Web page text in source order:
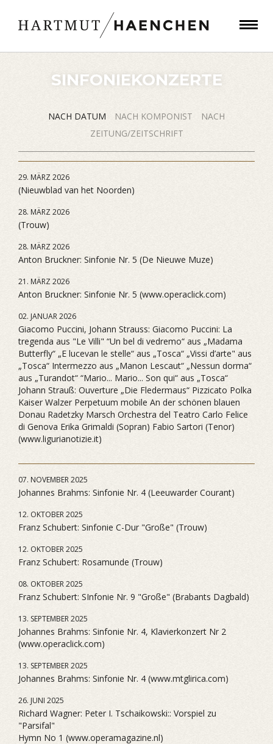
SINFONIEKONZERTE
NACH DATUM NACH KOMPONIST
NACH
ZEITUNG/ZEITSCHRIFT
29. MÄRZ 2026
(Nieuwblad van het Noorden)
28. MÄRZ 2026
(Trouw)
28. MÄRZ 2026
Anton Bruckner: Sinfonie Nr. 5 (De Nieuwe Muze)
21. MÄRZ 2026
Anton Bruckner: Sinfonie Nr. 5 (www.operaclick.com)
02. JANUAR 2026
Giacomo Puccini, Johann Strauss: Giacomo Puccini: La
tregenda aus "Le Villi" “Un bel di vedremo“ aus „Madama
Butterfly“ „E lucevan le stelle“ aus „Tosca“ „Vissi d’arte" aus
„Tosca“ Intermezzo aus „Manon Lescaut“ „Nessun dorma“
aus „Turandot“ “Mario... Mario... Son qui“ aus „Tosca“
Johann Strauß: Ouverture „Die Fledermaus“ Pizzicato Polka
Kaiser Walzer Perpetuum mobile An der schönen blauen
Donau Radetzky Marsch Orchestra del Teatro Carlo Felice
di Genova Erika Grimaldi (Sopran) Fabio Sartori (Tenor)
(www.ligurianotizie.it)
07. NOVEMBER 2025
Johannes Brahms: Sinfonie Nr. 4 (Leeuwarder Courant)
12. OKTOBER 2025
Franz Schubert: Sinfonie C-Dur "Große" (Trouw)
12. OKTOBER 2025
Franz Schubert: Rosamunde (Trouw)
08. OKTOBER 2025
Franz Schubert: SInfonie Nr. 9 "Große" (Brabants Dagbald)
13. SEPTEMBER 2025
Johannes Brahms: Sinfonie Nr. 4, Klavierkonzert Nr 2
(www.operaclick.com)
13. SEPTEMBER 2025
Johannes Brahms: Sinfonie Nr. 4 (www.mtglirica.com)
26. JUNI 2025
Richard Wagner: Peter I. Tschaikowski:: Vorspiel zu
"Parsifal"
Hymn No 1 (www.operamagazine.nl)